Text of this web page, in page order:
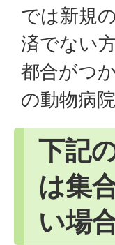
では新規
済でない
都合がつ
の動物病
下記
は集
い場